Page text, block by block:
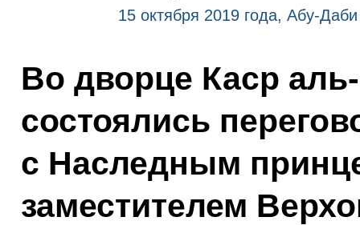
15 октября 2019 года, Абу-Даби
Во дворце Каср
состоялись
с Наследным
заместителем